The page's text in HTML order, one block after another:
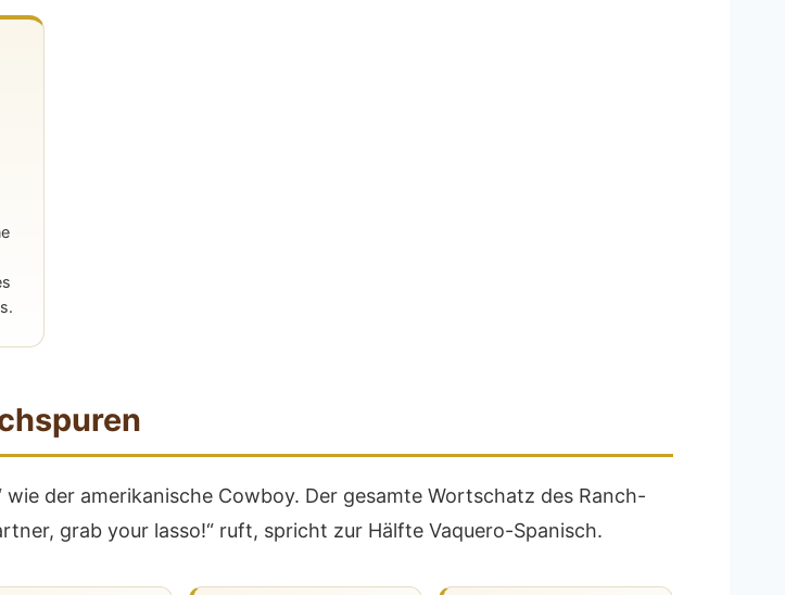
der amerikanische Cowboy. Der gesamte Wortschatz des Ranch-
grab your lasso!“ ruft, spricht zur Hälfte Vaquero-Spanisch.